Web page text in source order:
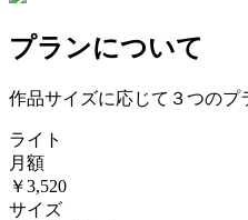
プランについて
作品サイズに応じて３つのプ
ライト
月額
￥3,520
サイズ